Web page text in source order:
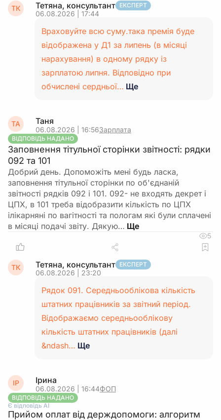
ТК Тетяна, консультант ЕКСПЕРТ
06.08.2026 | 17:44
Враховуйте всю суму.така премія буде
відображена у Д1 за липень (в місяці
нарахування) в одному рядку із
зарплатою липня. Відповідно при
обчислені сердньої… Ще
ТА Таня
06.08.2026 | 16:56Зарплата
ВІДПОВІДЬ НАДАНО
Заповнення тітульної сторінки звітності: рядки
092 та 101
Добрий день. Допоможіть мені будь ласка,
заповнення тітульної сторінки по об'єднаній
звітності рядків 092 і 101. 092- не входять декрет і
ЦПХ, в 101 треба відобразити кількість по ЦПХ
ілікарняні по вагітності та пологам які були сплачені
в місяці подачі звіту. Дякую…
5
ТК Тетяна, консультант ЕКСПЕРТ
06.08.2026 | 23:20
Рядок 091. Середньооблікова кількість
штатних працівників за звітний період.
Відображаємо середньооблікову
кількість штатних працівників (далі
&ndash… Ще
ІР Ірина
06.08.2026 | 16:44ФОП
ВІДПОВІДЬ НАДАНО
Є відповідь АІ
Прийом оплат від держдопомоги: алгоритм